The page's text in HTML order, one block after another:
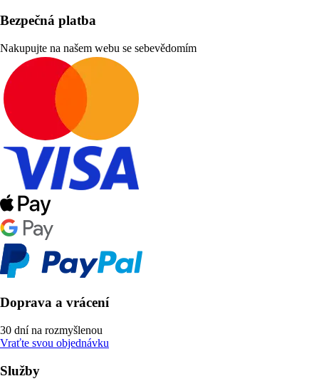
Bezpečná platba
Nakupujte na našem webu se sebevědomím
Doprava a vrácení
30 dní na rozmyšlenou
Vraťte svou objednávku
Služby